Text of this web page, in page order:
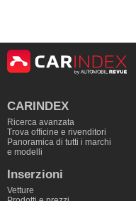
CARINDEX
Ricerca avanzata
Trova officine e rivenditori
Panoramica di tutti i marchi
e modelli
Inserzioni
Vetture